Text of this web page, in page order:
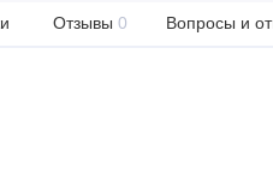
Отзывы 0 Вопросы и